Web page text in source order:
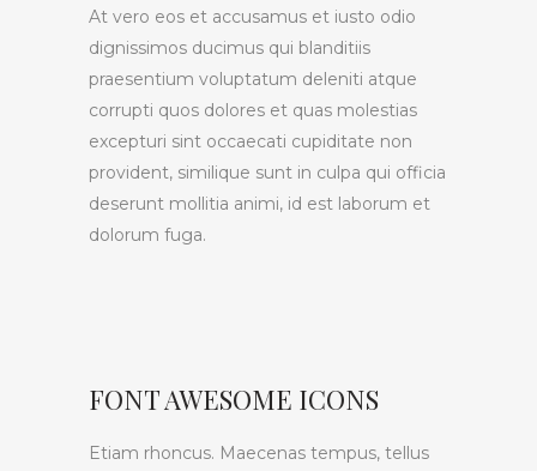
At vero eos et accusamus et iusto odio
dignissimos ducimus qui blanditiis
praesentium voluptatum deleniti atque
corrupti quos dolores et quas molestias
excepturi sint occaecati cupiditate non
provident, similique sunt in culpa qui officia
deserunt mollitia animi, id est laborum et
dolorum fuga.
FONT AWESOME ICONS
Etiam rhoncus. Maecenas tempus, tellus